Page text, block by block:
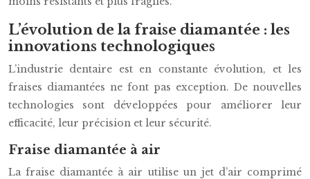
L’évolution de la fraise diamantée : les
innovations technologiques
L’industrie dentaire est en constante évolution, et les
fraises diamantées ne font pas exception. De nouvelles
technologies sont développées pour améliorer leur
efficacité, leur précision et leur sécurité.
Fraise diamantée à air
La fraise diamantée à air utilise un jet d’air comprimé